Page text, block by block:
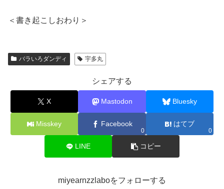
＜書き起こしおわり＞
バラいろダンディ 宇多丸
シェアする
X Mastodon Bluesky
Misskey Facebook
0
はてブ
0
LINE コピー
miyearnzzlaboをフォローする